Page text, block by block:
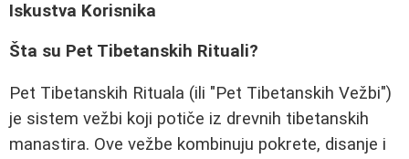
Iskustva Korisnika
Šta su Pet Tibetanskih Rituali?
Pet Tibetanskih Rituala (ili "Pet Tibetanskih Vežbi")
je sistem vežbi koji potiče iz drevnih tibetanskih
manastira. Ove vežbe kombinuju pokrete, disanje i